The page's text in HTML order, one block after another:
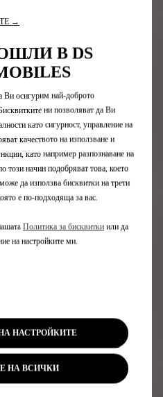
И
НА ГУМИ
пакета
→
В DS
Ви осигурим най-доброто
ни позволяват да Ви
като сигурност, управление на
качеството на използване и
като например разпознаване на
този начин подобряват това, което
да използва бисквитки на трети
е по-подходяща за вас.
Политика за бисквитки или да
на настройките ми.
НАСТРОЙКИТЕ
НА ВСИЧКИ